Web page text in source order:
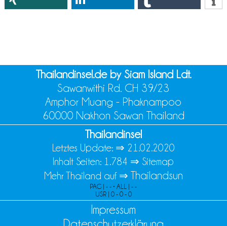
Thailandinsel.de by Siam Island Ldt.
Sawanwithi Rd. CH 39/23
Amphor Muang - Phaknampoo
60000 Nakhon Sawan Thailand
Thailandinsel
Letztes Update: ⇒ 21.02.2020
Inhalt Seiten: 1.784 ⇒ Sitemap
Mehr Thailand auf ⇒ Thailandsun
PAG | - - • ALL | - -
USR | 0 - 0 - 0
Impressum